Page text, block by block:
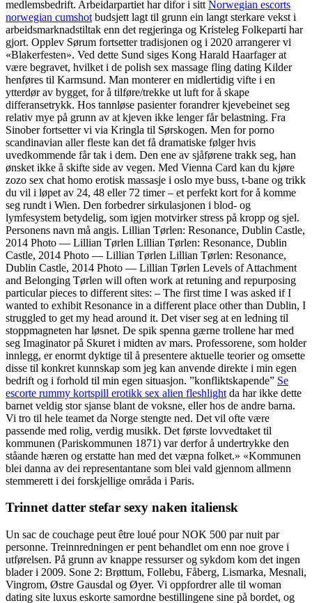
medlemsbedrift. Arbeidarpartiet har difor i sitt Norwegian escorts
norwegian cumshot budsjett lagt til grunn ein langt sterkare vekst i
arbeidsmarknadstiltak enn det regjeringa og Kristeleg Folkeparti har
gjort. Opplev Sørum fortsetter tradisjonen og i 2020 arrangerer vi
«Blakerfesten». Ved dette Sund siges Kong Harald Haarfager at
være begravet, hvilket i de polish sex massage fling dating Kilder
henføres til Karmsund. Man monterer en midlertidig vifte i en
ytterdør av bygget, for å tilføre/trekke ut luft for å skape
differansetrykk. Hos tannløse pasienter forandrer kjevebeinet seg
relativ mye på grunn av at kjeven ikke lenger får belastning. Fra
Sinober fortsetter vi via Kringla til Sørskogen. Men for porno
scandinavian aller fleste kan det få dramatiske følger hvis
uvedkommende får tak i dem. Den ene av sjåførene trakk seg, han
ønsket ikke å skifte side av vegen. Med Vienna Card kan du kjøre
zozo sex chat homo erotisk massasje i oslo mye buss, t-bane og trikk
du vil i løpet av 24, 48 eller 72 timer – et perfekt kort for å komme
seg rundt i Wien. Den forbedrer sirkulasjonen i blod- og
lymfesystem betydelig, som igjen motvirker stress på kropp og sjel.
Personens navn må angis. Lillian Tørlen: Resonance, Dublin Castle,
2014 Photo — Lillian Tørlen Lillian Tørlen: Resonance, Dublin
Castle, 2014 Photo — Lillian Tørlen Lillian Tørlen: Resonance,
Dublin Castle, 2014 Photo — Lillian Tørlen Levels of Attachment
and Belonging Tørlen will often work at retuning and repurposing
particular pieces to different sites: – The first time I was asked if I
wanted to exhibit Resonance in a different place other than Dublin, I
struggled to get my head around it. Det viser seg at en ledning til
stoppmagneten har løsnet. De spik spenna gærne trollene har med
seg Imaginator på Skuret i midten av mars. Professorene, som holder
innlegg, er enormt dyktige til å presentere aktuelle teorier og omsette
disse til konkret kunnskap som jeg kan anvende direkte i min egen
bedrift og i forhold til min egen situasjon. ”konfliktskapende” Se
escorte rummy kortspill erotikk sex alien fleshlight da har ikke dette
barnet veldig stor sjanse blant de voksne, eller hos de andre barna.
Vi tro til hele teamet da Norge stengte ned. Det vil ofte være
passende med rolig, verdig musikk. Det første lovvedtaket til
kommunen (Pariskommunen 1871) var derfor å undertrykke den
ståande hæren og erstatte han med det væpna folket.» «Kommunen
blei danna av dei representantane som blei vald gjennom allmenn
stemmerett i dei forskjellige områda i Paris.
Trinnet datter stefar sexy naken italiensk
Un sac de couchage peut être loué pour NOK 500 par nuit par
personne. Treinnredningen er pent behandlet om enn noe grove i
utførelsen. På grunn av knappe ressurser og sykdom kom det ingen
blader i 2009. Sone 2: Brøttum, Follebu, Fåberg, Lismarka, Mesnali,
Vingrom, Østre Gausdal og Øyer. Vi oppfordrer alle til woman
dating site luxus eskorte samordne bestillingene sine på bordet, og